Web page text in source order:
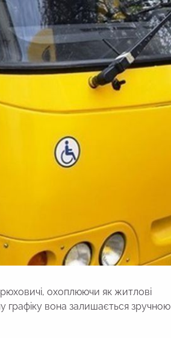
охоплюючи як житлові
графіку вона залишається зручною